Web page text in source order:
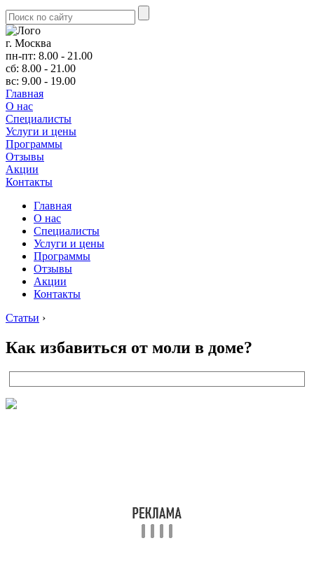
г. Москва
пн-пт: 8.00 - 21.00
сб: 8.00 - 21.00
вс: 9.00 - 19.00
Главная
О нас
Cпециалисты
Услуги и цены
Программы
Отзывы
Акции
Контакты
Главная
О нас
Cпециалисты
Услуги и цены
Программы
Отзывы
Акции
Контакты
Статьи ›
Как избавиться от моли в доме?